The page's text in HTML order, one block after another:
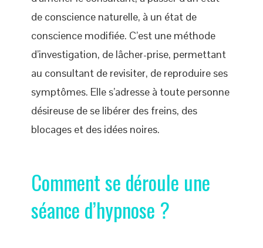
de conscience naturelle, à un état de
conscience modifiée. C’est une méthode
d’investigation, de lâcher-prise, permettant
au consultant de revisiter, de reproduire ses
symptômes. Elle s’adresse à toute personne
désireuse de se libérer des freins, des
blocages et des idées noires.
Comment se déroule une
séance d’hypnose ?